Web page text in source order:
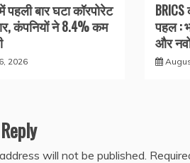
पहली बार घटा कॉरपोरेट
कंपनियों ने 8.4% कम
2026
पहल :
और
will not be published.